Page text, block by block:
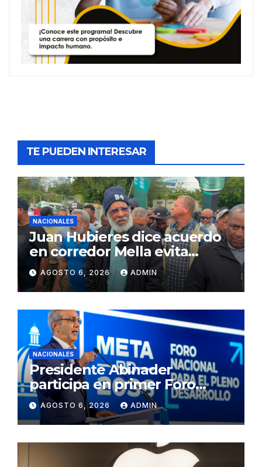
TE PUEDEN INTERESAR
NACIONALES
Juan Hubieres dice acuerdo
en corredor Mella evita
conflictos innecesarios
AGOSTO 6, 2026 ADMIN
NACIONALES
Presidente Abinader
participa en primer Foro
Meta RD 2036 con miras a
impulsar el crecimiento
económico, fortalecer las
instituciones y elevar la
productividad
AGOSTO 6, 2026 ADMIN